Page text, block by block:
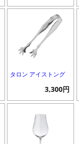
タロン アイストング
3,300円